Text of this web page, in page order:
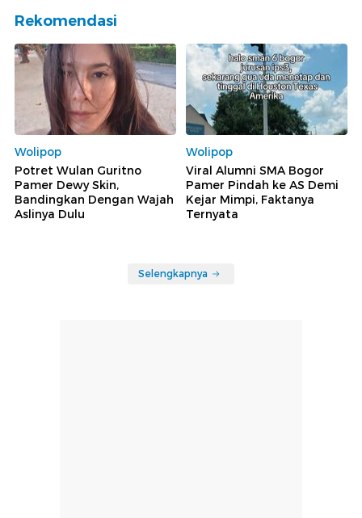
Rekomendasi
Wolipop
Potret Wulan Guritno
Pamer Dewy Skin,
Bandingkan Dengan Wajah
Aslinya Dulu
Wolipop
Viral Alumni SMA Bogor
Pamer Pindah ke AS Demi
Kejar Mimpi, Faktanya
Ternyata
Selengkapnya